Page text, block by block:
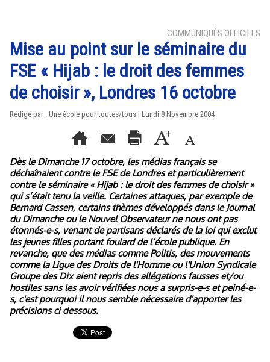
COMMUNIQUÉS OFFICIELS
Mise au point sur le séminaire du
FSE « Hijab : le droit des femmes
de choisir », Londres 16 octobre
Rédigé par . Une école pour toutes/tous | Lundi 8 Novembre 2004
Dès le Dimanche 17 octobre, les médias français se
déchaînaient contre le FSE de Londres et particulièrement
contre le séminaire « Hijab : le droit des femmes de choisir »
qui s’était tenu la veille. Certaines attaques, par exemple de
Bernard Cassen, certains thèmes développés dans le Journal
du Dimanche ou le Nouvel Observateur ne nous ont pas
étonnés-e-s, venant de partisans déclarés de la loi qui exclut
les jeunes filles portant foulard de l’école publique. En
revanche, que des médias comme Politis, des mouvements
comme la Ligue des Droits de l'Homme ou l'Union Syndicale
Groupe des Dix aient repris des allégations fausses et/ou
hostiles sans les avoir vérifiées nous a surpris-e-s et peiné-e-
s, c'est pourquoi il nous semble nécessaire d'apporter les
précisions ci dessous.